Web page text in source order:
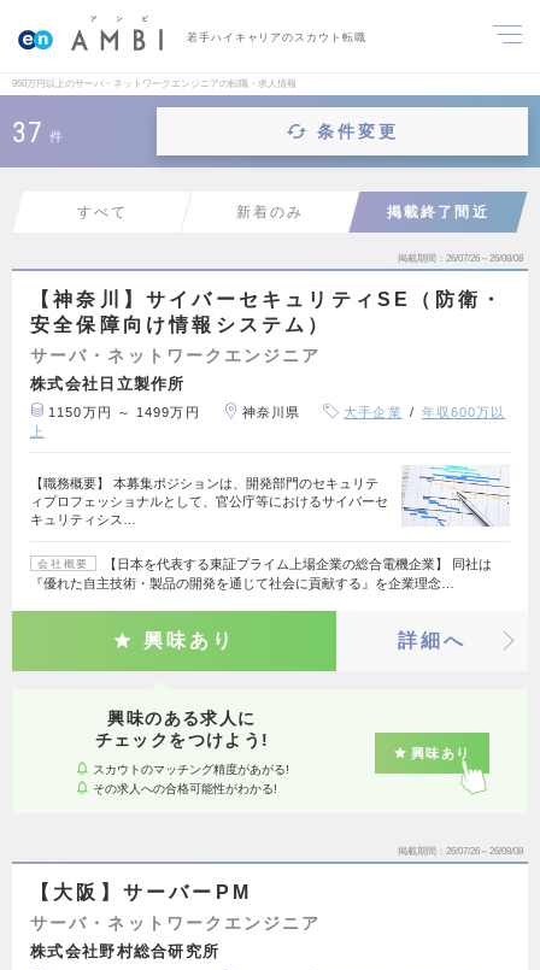
若手ハイキャリアのスカウト転職
950万円以上のサーバ・ネットワークエンジニアの転職・求人情報
37 件 条件変更
すべて 新着のみ 掲載終了間近
掲載期間 26/07/26～26/08/08
【神奈川】サイバーセキュリティSE（防衛・
安全保障向け情報システム）
サーバ・ネットワークエンジニア
株式会社日立製作所
1150万円 ～ 1499万円 神奈川県 大手企業
年収600万以
上
【職務概要】 本募集ポジションは、開発部門のセキュリテ
ィプロフェッショナルとして、官公庁等におけるサイバーセ
キュリティシス…
会社概要
【日本を代表する東証プライム上場企業の総合電機企業】 同社は
『優れた自主技術・製品の開発を通じて社会に貢献する』を企業理念…
興味あり 詳細へ
興味のある求人に
チェックをつけよう!
スカウトのマッチング精度があがる!
その求人への合格可能性がわかる!
興味あり
掲載期間 26/07/26～26/08/08
【大阪】サーバーPM
サーバ・ネットワークエンジニア
株式会社野村総合研究所